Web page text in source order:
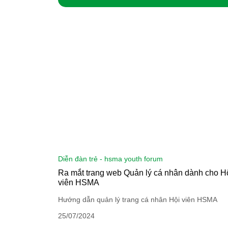
diễn đàn trẻ - hsma youth forum
Ra mắt trang web Quản lý cá nhân dành cho
viên HSMA
Hướng dẫn quản lý trang cá nhân Hội viên HSMA
25/07/2024